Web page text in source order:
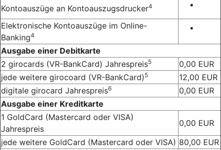
Kontoauszüge an Kontoauszugsdrucker4
Elektronische Kontoauszüge im Online-
Banking4
Ausgabe einer Debitkarte
2 girocards (VR-BankCard) Jahrespreis5
0,00 EUR
jede weitere girocoard (VR-BankCard) 5
12,00 EUR
digitale girocard Jahrespreis6
0,00 EUR
Ausgabe einer Kreditkarte
1 GoldCard (Mastercard oder VISA)
Jahrespreis
0,00 EUR
jede weitere GoldCard (Mastercard oder VISA) 80,00 EUR